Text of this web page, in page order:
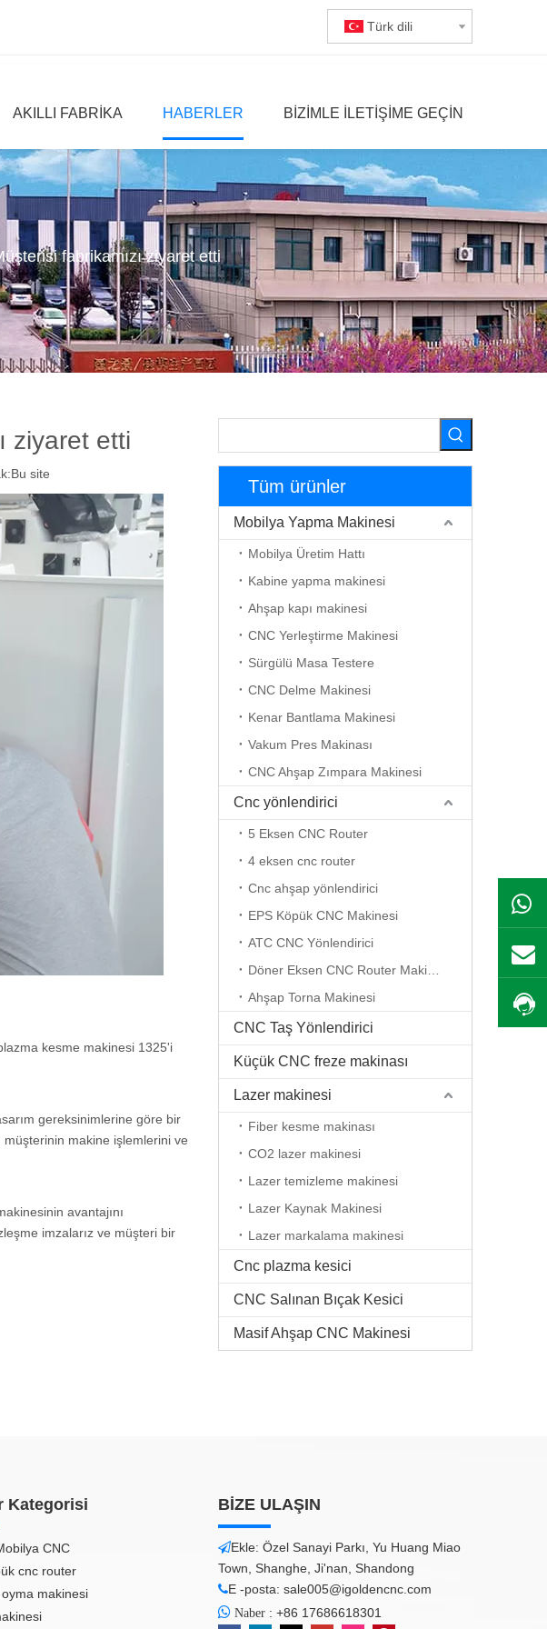
Türk dili
AKILLI FABRIKA HABERLER BIZIMLE ILETIŞIME GEÇIN
fabrikamızı ziyaret etti
ziyaret etti
Bu site
kesme makinesi 1325'i
gereksinimlerine göre bir
müşterinin makine işlemlerini ve
avantajını
imzalarız ve müşteri bir
Tüm ürünler
Mobilya Yapma Makinesi
Mobilya Üretim Hattı
Kabine yapma makinesi
Ahşap kapı makinesi
CNC Yerleştirme Makinesi
Sürgülü Masa Testere
CNC Delme Makinesi
Kenar Bantlama Makinesi
Vakum Pres Makinası
CNC Ahşap Zımpara Makinesi
Cnc yönlendirici
5 Eksen CNC Router
4 eksen cnc router
Cnc ahşap yönlendirici
EPS Köpük CNC Makinesi
ATC CNC Yönlendirici
Ahşap Torna Makinesi
CNC Taş Yönlendirici
Küçük CNC freze makinası
Lazer makinesi
Fiber kesme makinası
CO2 lazer makinesi
Lazer temizleme makinesi
Lazer Kaynak Makinesi
Lazer markalama makinesi
Cnc plazma kesici
CNC Salınan Bıçak Kesici
Masif Ahşap CNC Makinesi
Kategorisi
CNC
cnc router
makinesi
BİZE ULAŞIN
Ekle: Özel Sanayi Parkı, Yu Huang Miao
Town, Shanghe, Ji'nan, Shandong
E -posta: sale005@igoldencnc.com
 Naber : +86 17686618301